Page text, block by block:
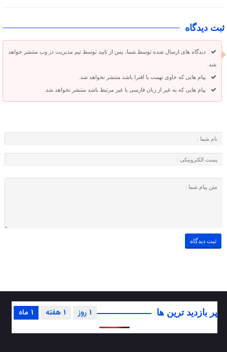
ثبت دیدگاه
دیدگاه های ارسال شده توسط شما، پس از تایید توسط تیم مدیریت در وب منتشر خواهد
شد.
پیام هایی که حاوی تهمت یا افترا باشد منتشر نخواهد شد.
پیام هایی که به غیر از زبان فارسی یا غیر مرتبط باشد منتشر نخواهد شد.
پر بازدید ترین ها 1 ماه 1 هفته 1 روز